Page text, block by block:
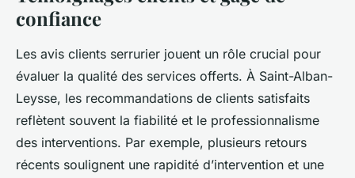
confiance
Les avis clients serrurier jouent un rôle crucial pour
évaluer la qualité des services offerts. À Saint-Alban-
Leysse, les recommandations de clients satisfaits
reflètent souvent la fiabilité et le professionnalisme
des interventions. Par exemple, plusieurs retours
récents soulignent une rapidité d’intervention et une